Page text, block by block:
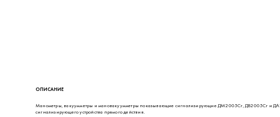
ОПИСАНИЕ
Манометры, вакуумметры и мановакуумметры показывающие сигнализирующие ДМ2005Сг, ДВ2005Сг и
сигнализирующего устройства прямого действия.